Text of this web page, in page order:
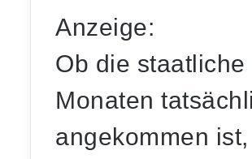
Anzeige:
Ob die
Monaten
angekommen